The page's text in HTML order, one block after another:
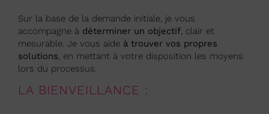
Sur la base de la demande initiale, je vous
accompagne à déterminer un objectif, clair et
mesurable. Je vous aide à trouver vos propres
solutions, en mettant à votre disposition les moyens
lors du processus.
LA BIENVEILLANCE :